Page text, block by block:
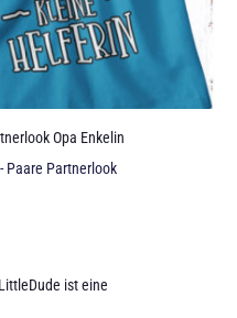
Opa Enkelin
- Paare Partnerlook
LittleDude ist eine